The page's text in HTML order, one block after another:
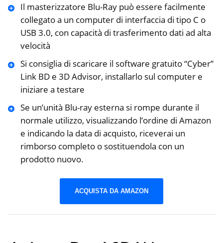
Il masterizzatore Blu-Ray può essere facilmente
collegato a un computer di interfaccia di tipo C o
USB 3.0, con capacità di trasferimento dati ad alta
velocità
Si consiglia di scaricare il software gratuito “Cyber”
Link BD e 3D Advisor, installarlo sul computer e
iniziare a testare
Se un’unità Blu-ray esterna si rompe durante il
normale utilizzo, visualizzando l’ordine di Amazon
e indicando la data di acquisto, riceverai un
rimborso completo o sostituendola con un
prodotto nuovo.
ACQUISTA DA AMAZON